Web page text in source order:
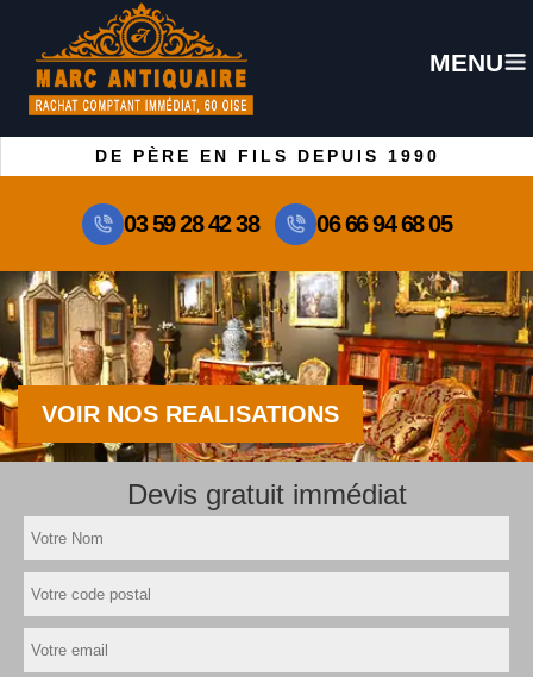
MENU
DE PÈRE EN FILS DEPUIS 1990
03 59 28 42 38 06 66 94 68 05
VOIR NOS REALISATIONS
Devis gratuit immédiat